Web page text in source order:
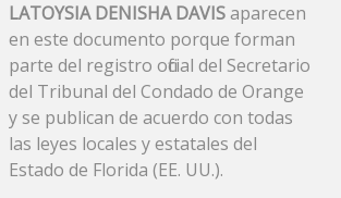
LATOYSIA DENISHA DAVISaparecen
en este documento porque forman
parte del registro oficial del Secretario
del Tribunal del Condado de Orange
y se publican de acuerdo con todas
las leyes locales y estatales del
Estado de Florida (EE. UU.).